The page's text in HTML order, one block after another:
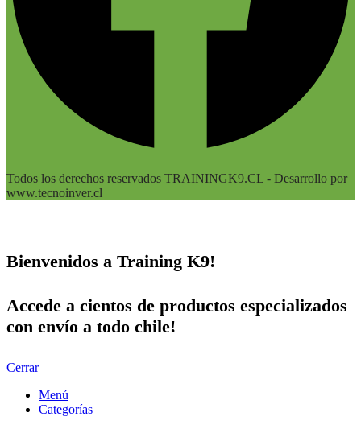
Todos los derechos reservados TRAININGK9.CL - Desarrollo por
www.tecnoinver.cl
Bienvenidos a Training K9!
Accede a cientos de productos especializados
con envío a todo chile!
Cerrar
Menú
Categorías